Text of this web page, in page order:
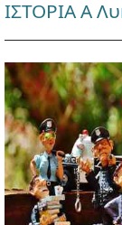
ΙΣΤΟΡΙΑ Α